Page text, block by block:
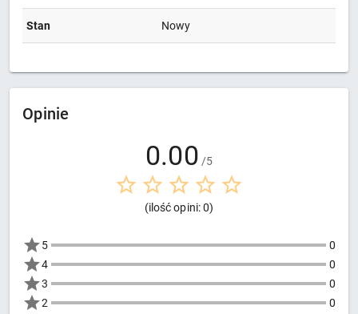
Stan Nowy
Opinie
0.00 /5
(ilość opini: 0)
5
0
4
0
3
0
2
0